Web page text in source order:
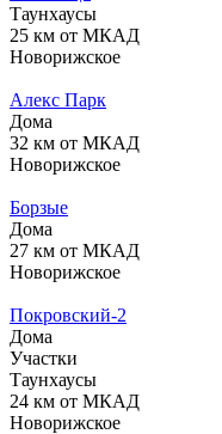
Таунхаусы
25 км от МКАД
Новорижское
Алекс Парк
Дома
32 км от МКАД
Новорижское
Борзые
Дома
27 км от МКАД
Новорижское
Покровский-2
Дома
Участки
Таунхаусы
24 км от МКАД
Новорижское